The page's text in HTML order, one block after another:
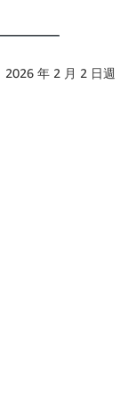
2026 年 2 月 2 日週